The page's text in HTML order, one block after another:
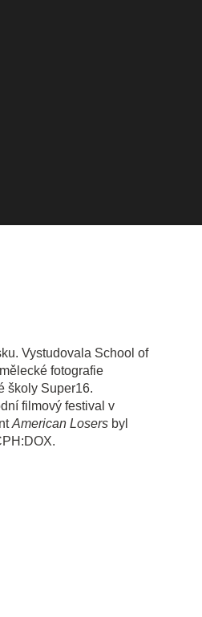
Vystudovala School of
fotografie
školy Super16.
filmový festival v
American Losers byl